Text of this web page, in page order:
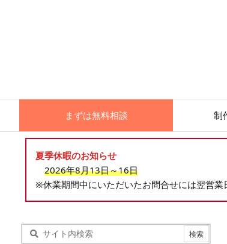
まずは無料相談 制
夏季休暇のお知らせ
2026年8月13日～16日
※休業期間中にいただいたお問合せには翌営業